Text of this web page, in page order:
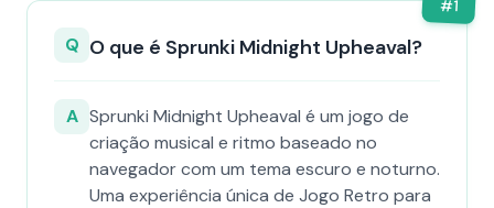
#1
Q O que é Sprunki Midnight Upheaval?
A Sprunki Midnight Upheaval é um jogo de
criação musical e ritmo baseado no
navegador com um tema escuro e noturno.
Uma experiência única de Jogo Retro para